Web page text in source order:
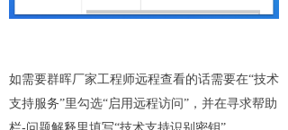
如需要群晖厂家工程师远程查看的话需要在“技术
支持服务”里勾选“启用远程访问”，并在寻求帮助